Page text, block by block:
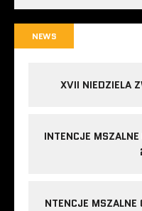
NEWS
XVII NIEDZIELA
INTENCJE
NTENCJE